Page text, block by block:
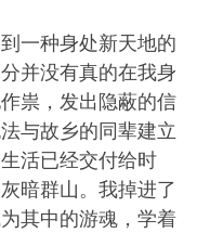
一种身处新天地的
并没有真的在我身
祟，发出隐蔽的信
与故乡的同辈建立
活已经交付给时
暗群山。我掉进了
其中的游魂，学着